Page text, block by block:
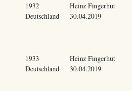
1932
Deutschland
Heinz Fingerhut
30.04.2019
1933
Deutschland
Heinz Fingerhut
30.04.2019